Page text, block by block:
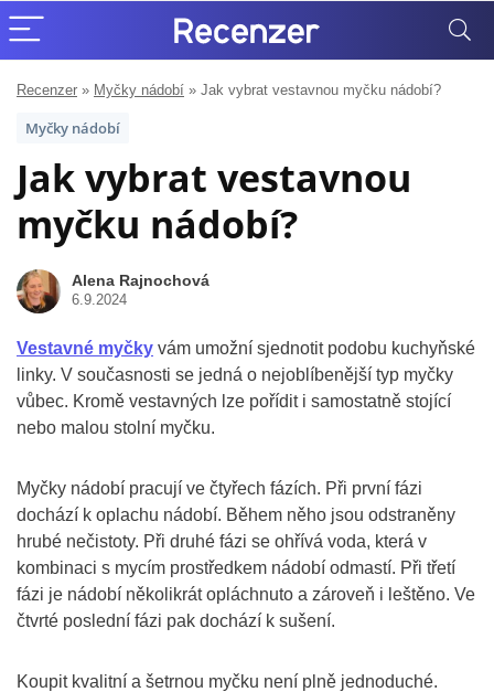
Recenzer » Myčky nádobí » Jak vybrat vestavnou myčku nádobí?
Myčky nádobí
Jak vybrat vestavnou
myčku nádobí?
Alena Rajnochová
6.9.2024
Vestavné myčky vám umožní sjednotit podobu kuchyňské
linky. V současnosti se jedná o nejoblíbenější typ myčky
vůbec. Kromě vestavných lze pořídit i samostatně stojící
nebo malou stolní myčku.
Myčky nádobí pracují ve čtyřech fázích. Při první fázi
dochází k oplachu nádobí. Během něho jsou odstraněny
hrubé nečistoty. Při druhé fázi se ohřívá voda, která v
kombinaci s mycím prostředkem nádobí odmastí. Při třetí
fázi je nádobí několikrát opláchnuto a zároveň i leštěno. Ve
čtvrté poslední fázi pak dochází k sušení.
Koupit kvalitní a šetrnou myčku není plně jednoduché.